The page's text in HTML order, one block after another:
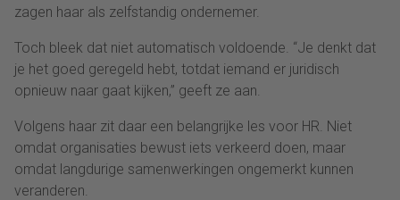
zagen haar als zelfstandig ondernemer.
Toch bleek dat niet automatisch voldoende. “Je denkt dat
je het goed geregeld hebt, totdat iemand er juridisch
opnieuw naar gaat kijken,” geeft ze aan.
Volgens haar zit daar een belangrijke les voor HR. Niet
omdat organisaties bewust iets verkeerd doen, maar
omdat langdurige samenwerkingen ongemerkt kunnen
veranderen.